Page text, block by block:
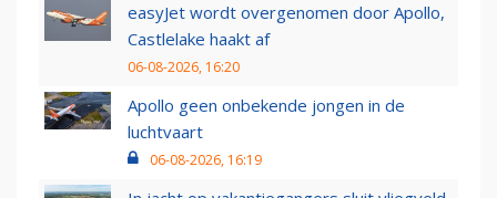
easyJet wordt overgenomen door Apollo,
Castlelake haakt af
06-08-2026, 16:20
Apollo geen onbekende jongen in de
luchtvaart
06-08-2026, 16:19